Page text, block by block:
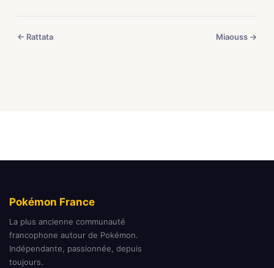
← Rattata Miaouss →
Pokémon France
La plus ancienne communauté
francophone autour de Pokémon.
Indépendante, passionnée, depuis
toujours.